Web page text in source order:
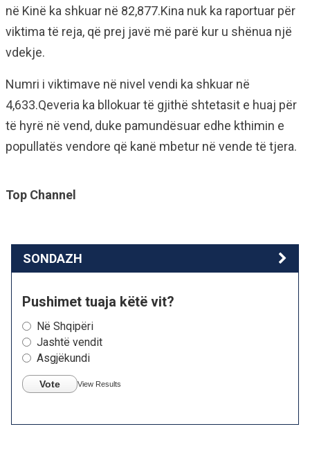
në Kinë ka shkuar në 82,877.Kina nuk ka raportuar për
viktima të reja, që prej javë më parë kur u shënua një
vdekje.
Numri i viktimave në nivel vendi ka shkuar në
4,633.Qeveria ka bllokuar të gjithë shtetasit e huaj për
të hyrë në vend, duke pamundësuar edhe kthimin e
popullatës vendore që kanë mbetur në vende të tjera.
Top Channel
SONDAZH
Pushimet tuaja këtë vit?
Në Shqipëri
Jashtë vendit
Asgjëkundi
Vote View Results